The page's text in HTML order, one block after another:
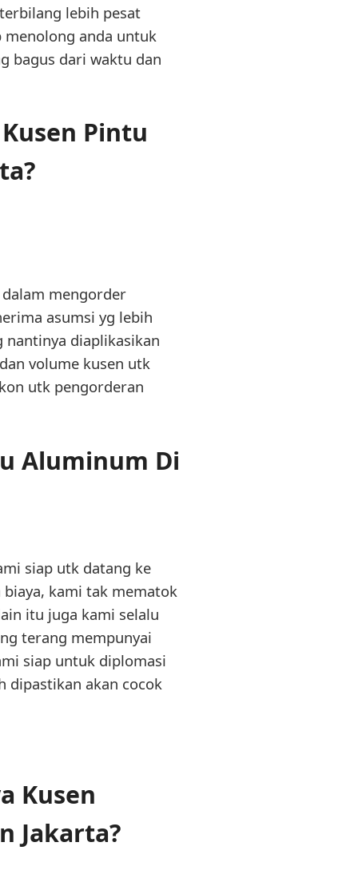
lebih pesat
menolong anda untuk
bagus dari waktu dan
Pintu
mengorder
asumsi yg lebih
nantinya diaplikasikan
volume kusen utk
utk pengorderan
Aluminum Di
siap utk datang ke
kami tak mematok
itu juga kami selalu
terang mempunyai
siap untuk diplomasi
dipastikan akan cocok
Kusen
Jakarta?